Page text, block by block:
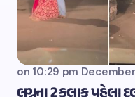
on 10:29 pm